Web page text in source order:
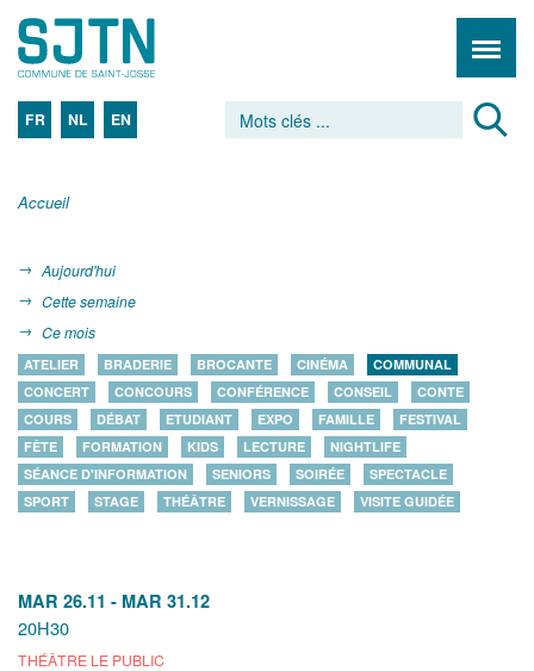
FR NL EN
Accueil
Aujourd'hui
Cette semaine
Ce mois
ATELIER BRADERIE BROCANTE CINÉMA
COMMUNAL
CONCERT
CONCOURS CONFÉRENCE CONSEIL
CONTE
COURS
DÉBAT ETUDIANT EXPO FAMILLE
FESTIVAL
FÊTE
FORMATION KIDS LECTURE
NIGHTLIFE
SÉANCE D'INFORMATION
SENIORS SOIRÉE
SPECTACLE
SPORT
STAGE THÉÂTRE VERNISSAGE VISITE GUIDÉE
MAR 26.11 - MAR 31.12
20H30
THÉÂTRE LE PUBLIC